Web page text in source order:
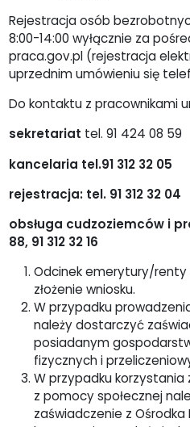
Rejestracja osób
8:00-14:00 wyłącznie za
praca.gov.pl (rejestracja
uprzednim umówieniu się
Do kontaktu z pracownikami
sekretariat tel. 91 424 08 59
kancelaria tel.91 312 32 05
rejestracja: tel. 91 312 32 04
obsługa cudzoziemców i
88, 91 312 32 16
Odcinek emerytury/
złożenie wniosku.
W przypadku
należy dostarczyć
posiadanym
fizycznych i
W przypadku
z pomocy społecznej
zaświadczenie z Ośrodka